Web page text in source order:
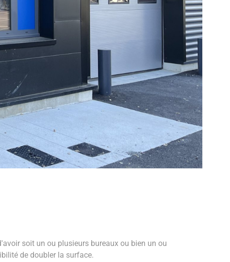
soit un ou plusieurs bureaux ou bien un ou
de doubler la surface.